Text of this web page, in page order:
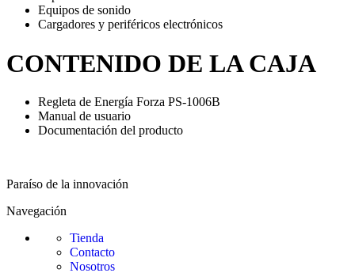
Equipos de sonido
Cargadores y periféricos electrónicos
CONTENIDO DE LA CAJA
Regleta de Energía Forza PS-1006B
Manual de usuario
Documentación del producto
Paraíso de la innovación
Navegación
Tienda
Contacto
Nosotros